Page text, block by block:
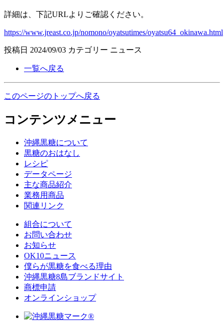
詳細は、下記URLよりご確認ください。
https://www.jreast.co.jp/nomono/oyatsutimes/oyatsu64_okinawa.html
投稿日 2024/09/03 カテゴリー ニュース
一覧へ戻る
このページのトップへ戻る
コンテンツメニュー
沖縄黒糖について
黒糖のおはなし
レシピ
データページ
主な商品紹介
業務用商品
関連リンク
組合について
お問い合わせ
お知らせ
OK10ニュース
僕らが黒糖を食べる理由
沖縄黒糖8島ブランドサイト
商標申請
オンラインショップ